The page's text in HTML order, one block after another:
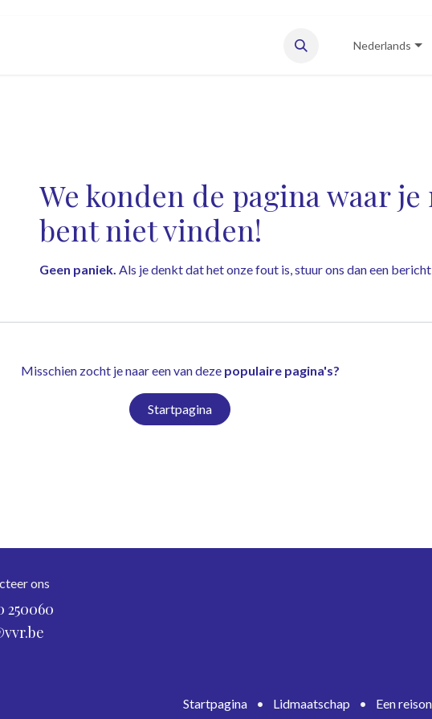
Onze leden Blog
Nederlands
Fout 404
We konden de pagina waar je
bent niet vinden!
Geen paniek. Als je denkt dat het onze fout is, stuur ons dan een
Misschien zocht je naar een van deze populaire pagina's?
Startpagina
ons
250060
Startpagina • Lidmaatschap • Een